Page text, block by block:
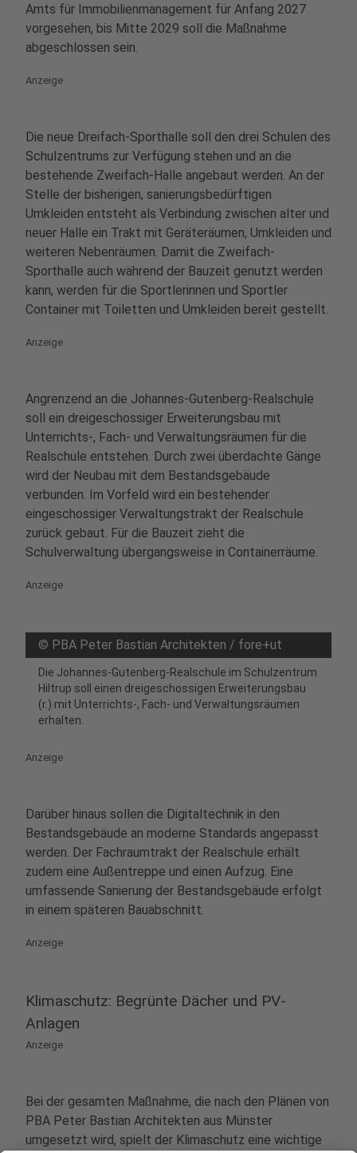
Amts für Immobilienmanagement für Anfang 2027
vorgesehen, bis Mitte 2029 soll die Maßnahme
abgeschlossen sein.
Anzeige
Die neue Dreifach-Sporthalle soll den drei Schulen des
Schulzentrums zur Verfügung stehen und an die
bestehende Zweifach-Halle angebaut werden. An der
Stelle der bisherigen, sanierungsbedürftigen
Umkleiden entsteht als Verbindung zwischen alter und
neuer Halle ein Trakt mit Geräteräumen, Umkleiden und
weiteren Nebenräumen. Damit die Zweifach-
Sporthalle auch während der Bauzeit genutzt werden
kann, werden für die Sportlerinnen und Sportler
Container mit Toiletten und Umkleiden bereit gestellt.
Anzeige
Angrenzend an die Johannes-Gutenberg-Realschule
soll ein dreigeschossiger Erweiterungsbau mit
Unterrichts-, Fach- und Verwaltungsräumen für die
Realschule entstehen. Durch zwei überdachte Gänge
wird der Neubau mit dem Bestandsgebäude
verbunden. Im Vorfeld wird ein bestehender
eingeschossiger Verwaltungstrakt der Realschule
zurück gebaut. Für die Bauzeit zieht die
Schulverwaltung übergangsweise in Containerräume.
Anzeige
© PBA Peter Bastian Architekten / fore+ut
Die Johannes-Gutenberg-Realschule im Schulzentrum
Hiltrup soll einen dreigeschossigen Erweiterungsbau
(r.) mit Unterrichts-, Fach- und Verwaltungsräumen
erhalten.
Anzeige
Darüber hinaus sollen die Digitaltechnik in den
Bestandsgebäude an moderne Standards angepasst
werden. Der Fachraumtrakt der Realschule erhält
zudem eine Außentreppe und einen Aufzug. Eine
umfassende Sanierung der Bestandsgebäude erfolgt
in einem späteren Bauabschnitt.
Anzeige
Klimaschutz: Begrünte Dächer und PV-
Anlagen
Anzeige
Bei der gesamten Maßnahme, die nach den Plänen von
PBA Peter Bastian Architekten aus Münster
umgesetzt wird, spielt der Klimaschutz eine wichtige